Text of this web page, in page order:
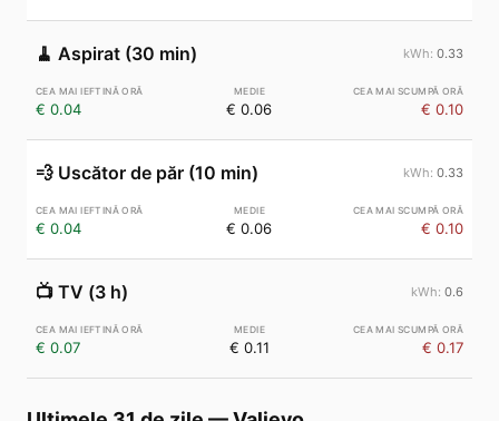
🧹 Aspirat (30 min) 0.33
€ 0.04 € 0.06 € 0.10
💨 Uscător de păr (10 min) 0.33
€ 0.04 € 0.06 € 0.10
📺 TV (3 h) 0.6
€ 0.07 € 0.11 € 0.17